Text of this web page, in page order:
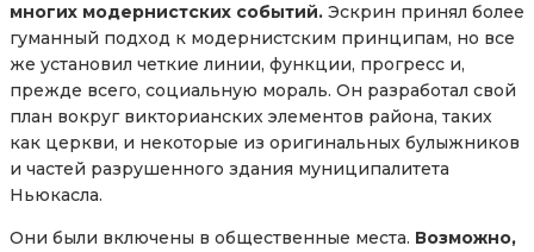
многих модернистских событий. Эскрин принял более
гуманный подход к модернистским принципам, но все
же установил четкие линии, функции, прогресс и,
прежде всего, социальную мораль. Он разработал свой
план вокруг викторианских элементов района, таких
как церкви, и некоторые из оригинальных булыжников
и частей разрушенного здания муниципалитета
Ньюкасла.
Они были включены в общественные места. Возможно,